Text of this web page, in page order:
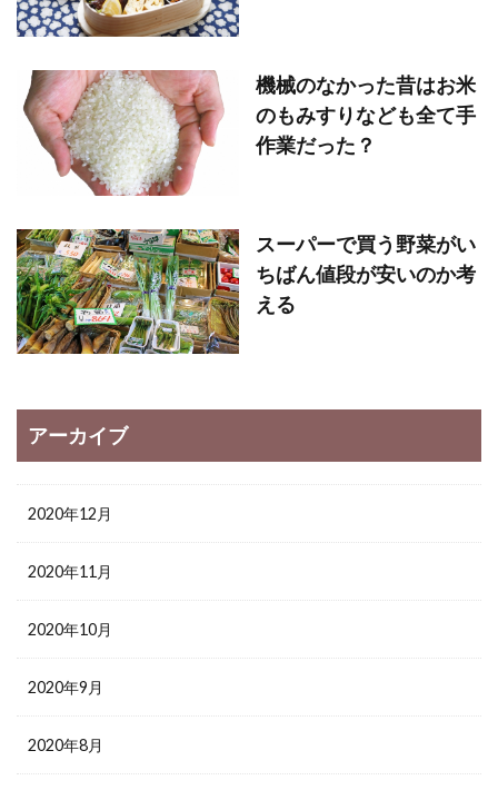
機械のなかった昔はお米
のもみすりなども全て手
作業だった？
スーパーで買う野菜がい
ちばん値段が安いのか考
える
アーカイブ
2020年12月
2020年11月
2020年10月
2020年9月
2020年8月